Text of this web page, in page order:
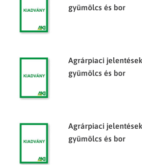
gyümölcs és bor
Agrárpiaci
gyümölcs és bor
Agrárpiaci
gyümölcs és bor